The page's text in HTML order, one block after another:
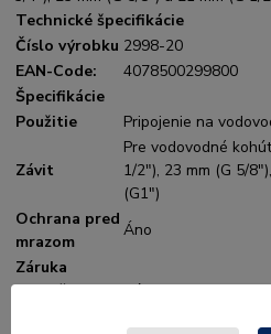
Technické špecifikácie
Číslo výrobku 2998-20
EAN-Code:
4078500299800
Špecifikácie
Použitie
Pripojenie na
Závit
Pre vodovodné
1/2"), 23 mm (G 5/
(G1")
Ochrana pred
mrazom
Áno
Záruka
spoločnosti
Záruka 5 rokov